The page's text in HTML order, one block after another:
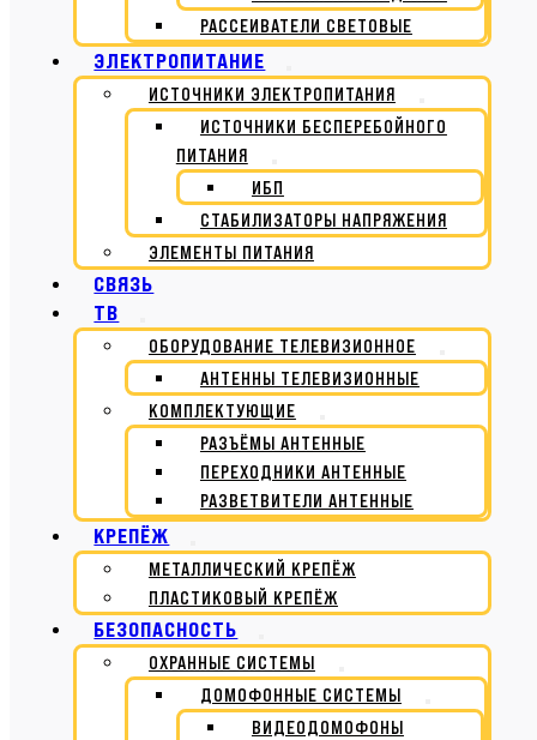
РАССЕИВАТЕЛИ СВЕТОВЫЕ
ЭЛЕКТРОПИТАНИЕ
ИСТОЧНИКИ ЭЛЕКТРОПИТАНИЯ
ИСТОЧНИКИ БЕСПЕРЕБОЙНОГО
ПИТАНИЯ
ИБП
СТАБИЛИЗАТОРЫ НАПРЯЖЕНИЯ
ЭЛЕМЕНТЫ ПИТАНИЯ
СВЯЗЬ
ТВ
ОБОРУДОВАНИЕ ТЕЛЕВИЗИОННОЕ
АНТЕННЫ ТЕЛЕВИЗИОННЫЕ
КОМПЛЕКТУЮЩИЕ
РАЗЪЁМЫ АНТЕННЫЕ
ПЕРЕХОДНИКИ АНТЕННЫЕ
РАЗВЕТВИТЕЛИ АНТЕННЫЕ
КРЕПЁЖ
МЕТАЛЛИЧЕСКИЙ КРЕПЁЖ
ПЛАСТИКОВЫЙ КРЕПЁЖ
БЕЗОПАСНОСТЬ
ОХРАННЫЕ СИСТЕМЫ
ДОМОФОННЫЕ СИСТЕМЫ
ВИДЕОДОМОФОНЫ